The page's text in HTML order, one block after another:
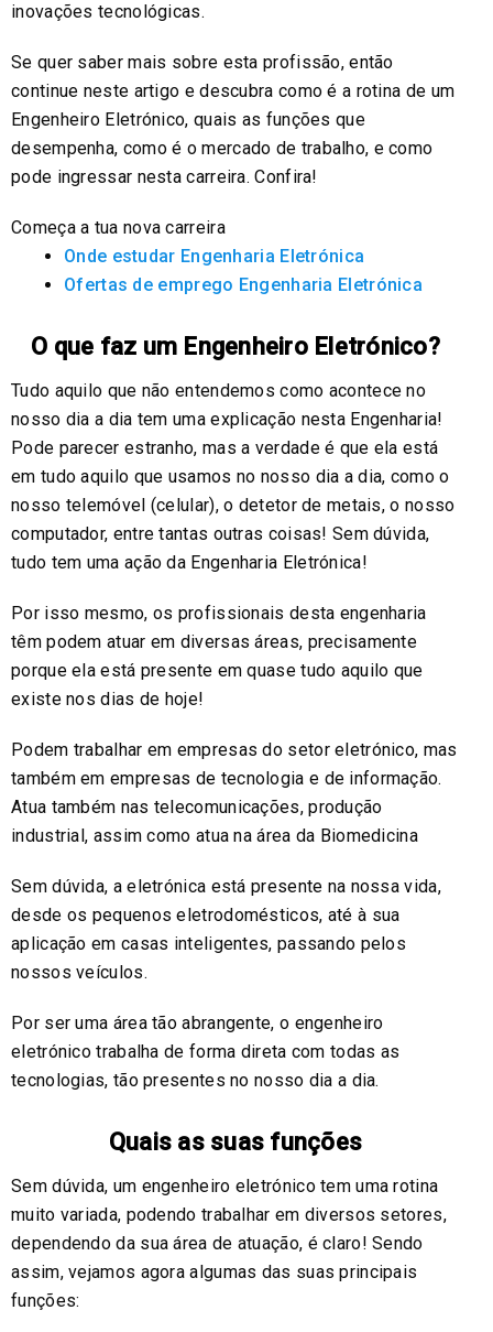
inovações tecnológicas.
Se quer saber mais sobre esta profissão, então
continue neste artigo e descubra como é a rotina de um
Engenheiro Eletrónico, quais as funções que
desempenha, como é o mercado de trabalho, e como
pode ingressar nesta carreira. Confira!
Começa a tua nova carreira
Onde estudar Engenharia Eletrónica
Ofertas de emprego Engenharia Eletrónica
O que faz um Engenheiro Eletrónico?
Tudo aquilo que não entendemos como acontece no
nosso dia a dia tem uma explicação nesta Engenharia!
Pode parecer estranho, mas a verdade é que ela está
em tudo aquilo que usamos no nosso dia a dia, como o
nosso telemóvel (celular), o detetor de metais, o nosso
computador, entre tantas outras coisas! Sem dúvida,
tudo tem uma ação da Engenharia Eletrónica!
Por isso mesmo, os profissionais desta engenharia
têm podem atuar em diversas áreas, precisamente
porque ela está presente em quase tudo aquilo que
existe nos dias de hoje!
Podem trabalhar em empresas do setor eletrónico, mas
também em empresas de tecnologia e de informação.
Atua também nas telecomunicações, produção
industrial, assim como atua na área da Biomedicina
Sem dúvida, a eletrónica está presente na nossa vida,
desde os pequenos eletrodomésticos, até à sua
aplicação em casas inteligentes, passando pelos
nossos veículos.
Por ser uma área tão abrangente, o engenheiro
eletrónico trabalha de forma direta com todas as
tecnologias, tão presentes no nosso dia a dia.
Quais as suas funções
Sem dúvida, um engenheiro eletrónico tem uma rotina
muito variada, podendo trabalhar em diversos setores,
dependendo da sua área de atuação, é claro! Sendo
assim, vejamos agora algumas das suas principais
funções: